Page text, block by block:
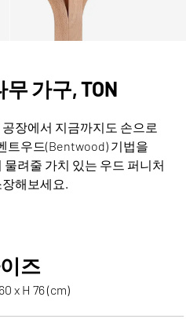
가구, TON
공장에서 지금까지도 손으로
트우드(Bentwood) 기법을
물려줄 가치 있는 우드 퍼니처
장해보세요.
즈
x H 76 (cm)